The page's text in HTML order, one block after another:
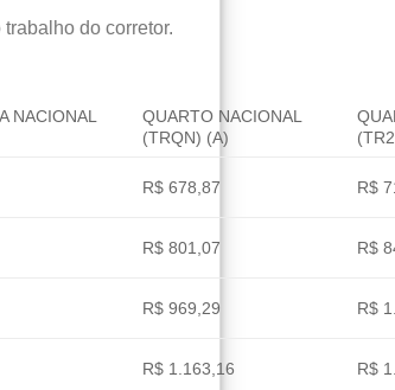
do corretor.
NACIONAL
QUARTO NACIONAL
(TRQN) (A)
R$ 678,87 R$
R$ 801,07 R$
R$ 969,29 R$
R$ 1.163,16 R$